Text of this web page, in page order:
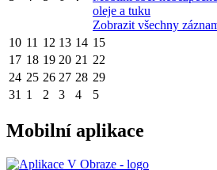
oleje a tuku
Zobrazit všechny
10 11 12 13 14 15
17 18 19 20 21 22
24 25 26 27 28 29
31 1 2 3 4 5
Mobilní aplikace